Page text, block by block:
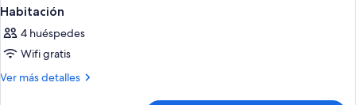
Habitación
4 huéspedes
Wifi gratis
Ver más detalles
Más